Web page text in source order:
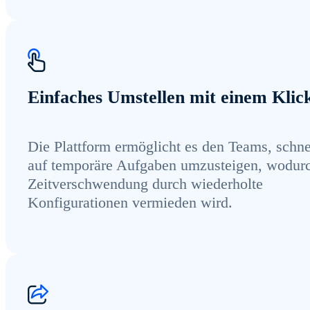
Einfaches Umstellen mit einem
Die Plattform ermöglicht es den Teams,
auf temporäre Aufgaben umzusteigen,
Zeitverschwendung durch wiederholte
Konfigurationen vermieden wird.